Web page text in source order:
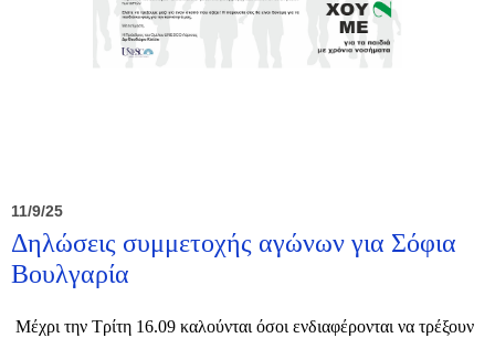
11/9/25
Δηλώσεις συμμετοχής αγώνων για Σόφια
Βουλγαρία
Μέχρι την Τρίτη 16.09 καλούνται όσοι ενδιαφέρονται να τρέξουν